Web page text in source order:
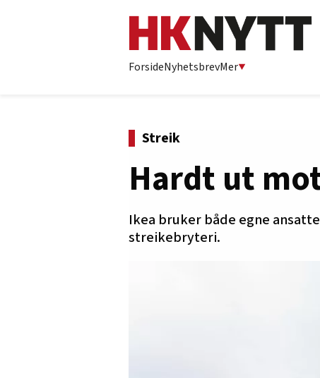
ForsideNyhetsbrevMer
Streik
Hardt ut
Ikea bruker både egne
streikebryteri.